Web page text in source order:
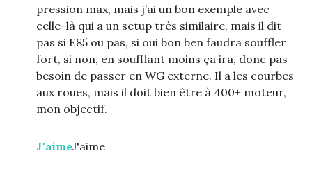
pression max, mais j’ai un bon exemple avec
celle-là qui a un setup très similaire, mais il dit
pas si E85 ou pas, si oui bon ben faudra souffler
fort, si non, en soufflant moins ça ira, donc pas
besoin de passer en WG externe. Il a les courbes
aux roues, mais il doit bien être à 400+ moteur,
mon objectif.
J'aimeJ'aime